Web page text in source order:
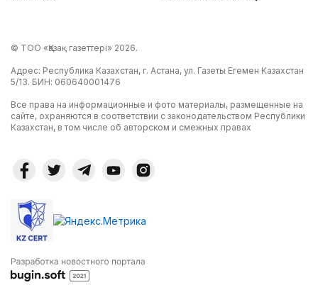
© ТОО «Қазақ газеттері» 2026.
Адрес: Республика Казахстан, г. Астана, ул. Газеты Егемен Казахстан
5/13. БИН: 060640001476
Все права на информационные и фото материалы, размещенные на
сайте, охраняются в соответствии с законодательством Республики
Казахстан, в том числе об авторском и смежных правах